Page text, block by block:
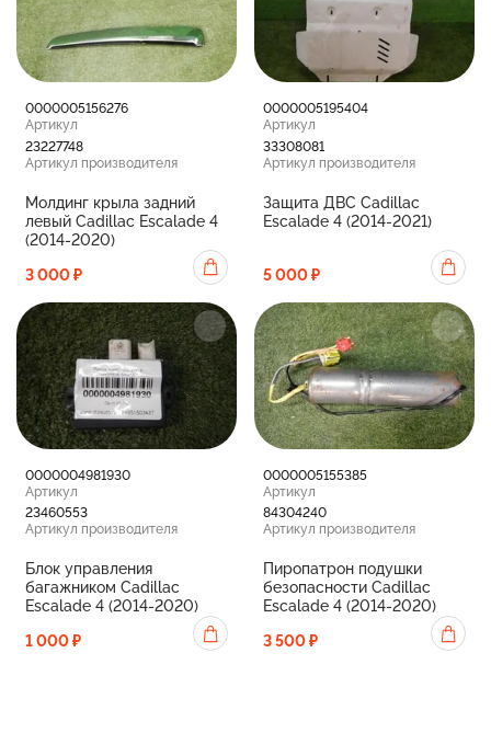
0000005156276
Артикул
23227748
Артикул производителя
Молдинг крыла задний
левый Cadillac Escalade 4
(2014-2020)
3 000 ₽
0000005195404
Артикул
33308081
Артикул производителя
Защита ДВС Cadillac
Escalade 4 (2014-2021)
5 000 ₽
0000004981930
Артикул
23460553
Артикул производителя
Блок управления
багажником Cadillac
Escalade 4 (2014-2020)
1 000 ₽
0000005155385
Артикул
84304240
Артикул производителя
Пиропатрон подушки
безопасности Cadillac
Escalade 4 (2014-2020)
3 500 ₽